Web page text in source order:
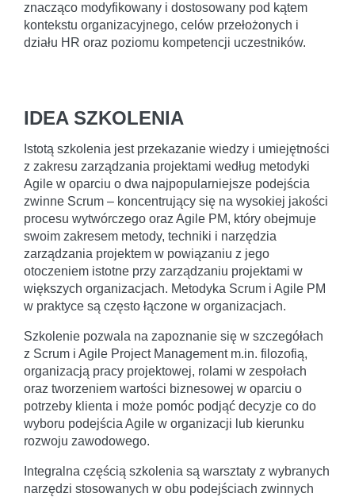
znacząco modyfikowany i dostosowany pod kątem
kontekstu organizacyjnego, celów przełożonych i
działu HR oraz poziomu kompetencji uczestników.
IDEA SZKOLENIA
Istotą szkolenia jest przekazanie wiedzy i umiejętności
z zakresu zarządzania projektami według metodyki
Agile w oparciu o dwa najpopularniejsze podejścia
zwinne Scrum – koncentrujący się na wysokiej jakości
procesu wytwórczego oraz Agile PM, który obejmuje
swoim zakresem metody, techniki i narzędzia
zarządzania projektem w powiązaniu z jego
otoczeniem istotne przy zarządzaniu projektami w
większych organizacjach. Metodyka Scrum i Agile PM
w praktyce są często łączone w organizacjach.
Szkolenie pozwala na zapoznanie się w szczegółach
z Scrum i Agile Project Management m.in. filozofią,
organizacją pracy projektowej, rolami w zespołach
oraz tworzeniem wartości biznesowej w oparciu o
potrzeby klienta i może pomóc podjąć decyzje co do
wyboru podejścia Agile w organizacji lub kierunku
rozwoju zawodowego.
Integralna częścią szkolenia są warsztaty z wybranych
narzędzi stosowanych w obu podejściach zwinnych